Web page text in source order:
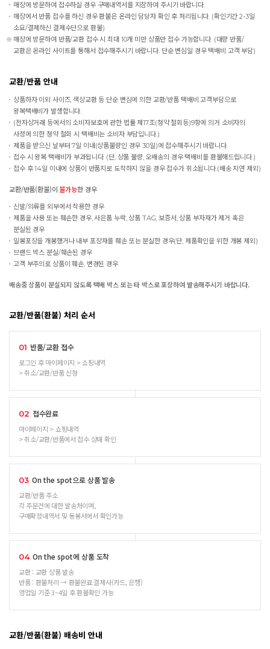
매장에 방문하여 접수하실 경우 구매내역서를 지참하여 주시기 바랍니다.
매장에서 반품 접수를 하신 경우 환불은 온라인 담당자 확인 후 처리됩니다. (확인기간 2-3일
소요/결제하신 결제수단으로 환불)
매장에 방문하여 반품/교환 접수 시 최대 10개 미만 상품만 접수 가능합니다. (대량 반품/
교환은 온라인 사이트를 통해서 접수해주시기 바랍니다. 단순 변심일 경우 택배비 고객 부담)
교환/반품 안내
상품하자 이외 사이즈, 색상교환 등 단순 변심에 의한 교환/반품 택배비 고객부담으로
왕복택배비가 발생합니다.
(전자상거래 등에서의 소비자보호에 관한 법률 제17조(청약 철회등)9항에 의거 소비자의
사정에 의한 청약 철회 시 택배비는 소비자 부담입니다.)
제품을 받으신 날부터 7일 이내(상품불량인 경우 30일)에 접수해주시기 바랍니다.
접수 시 왕복 택배비가 부과됩니다. (단, 상품 불량, 오배송의 경우 택배비를 환불해드립니다.)
접수 후 14일 이내에 상품이 반품지로 도착하지 않을 경우 접수가 취소됩니다.(배송 지연 제외)
교환/반품(환불)이 불가능한 경우
신발/의류를 외부에서 착용한 경우
제품을 사용 또는 훼손한 경우, 사은품 누락, 상품 TAG, 보증서, 상품 부자재가 제거 혹은
분실된 경우
밀봉포장을 개봉했거나 내부 포장재를 훼손 또는 분실한 경우(단, 제품확인을 위한 개봉 제외)
브랜드 박스 분실/훼손된 경우
고객 부주의로 상품이 훼손, 변경된 경우
배송중 상품이 분실되지 않도록 택배 박스 또는 타 박스로 포장하여 발송해주시기 바랍니다.
교환/반품(환불) 처리 순서
01 반품/교환 접수
로그인 후 마이페이지 > 쇼핑내역
> 취소/교환/반품 신청
02 접수완료
마이페이지 > 쇼핑내역
> 취소/교환/반품에서 접수 상태 확인
03 On the spot으로 상품 발송
교환/반품 주소
각 주문건에 대한 발송처이며,
구매확정내역서 및 동봉서에서 확인가능
04 On the spot에 상품 도착
교환 : 교환 상품 발송
반품 : 환불처리 → 환불완료 결제사(카드, 은행)
영업일 기준 3~4일 후 환불확인 가능
교환/반품(환불) 배송비 안내